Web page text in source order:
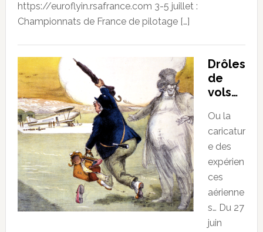
https://euroflyin.rsafrance.com 3-5 juillet :
Championnats de France de pilotage […]
Drôles
de
vols…
Ou la
caricatur
e des
expérien
ces
aérienne
s… Du 27
juin